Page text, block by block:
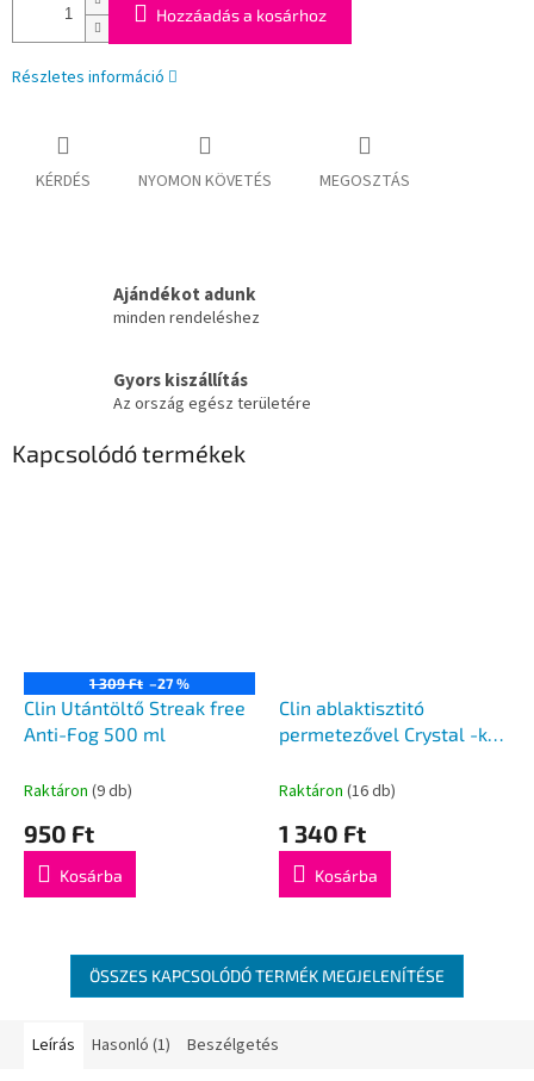
Hozzáadás a kosárhoz
Részletes információ
KÉRDÉS NYOMON KÖVETÉS MEGOSZTÁS
Ajándékot adunk
minden rendeléshez
Gyors kiszállítás
Az ország egész területére
Kapcsolódó termékek
1 309 Ft –27 %
Clin Utántöltő Streak free
Anti-Fog 500 ml
Raktáron (9 db)
950 Ft
Kosárba
Clin ablaktisztitó
permetezővel Crystal -kék
Raktáron (16 db)
1 340 Ft
Kosárba
ÖSSZES KAPCSOLÓDÓ TERMÉK MEGJELENÍTÉSE
Leírás Hasonló (1) Beszélgetés